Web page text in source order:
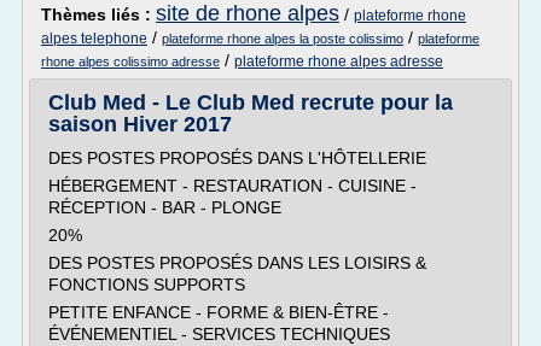
Thèmes liés : site de rhone alpes / plateforme rhone
alpes telephone / plateforme rhone alpes la poste colissimo / plateforme
rhone alpes colissimo adresse / plateforme rhone alpes adresse
Club Med - Le Club Med recrute pour la
saison Hiver 2017
DES POSTES PROPOSÉS DANS L'HÔTELLERIE
HÉBERGEMENT - RESTAURATION - CUISINE -
RÉCEPTION - BAR - PLONGE
20%
DES POSTES PROPOSÉS DANS LES LOISIRS &
FONCTIONS SUPPORTS
PETITE ENFANCE - FORME & BIEN-ÊTRE -
ÉVÉNEMENTIEL - SERVICES TECHNIQUES